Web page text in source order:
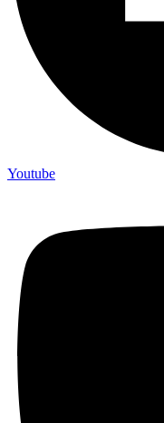
Youtube